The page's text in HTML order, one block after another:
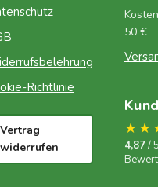
Richtlinie
Vertrag
widerrufen
50 €
4,87/